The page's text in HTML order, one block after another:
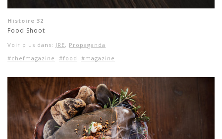
Histoire 32
Food Shoot
Voir plus dans: JRE, Propaganda
#chefmagazine
#food #magazine